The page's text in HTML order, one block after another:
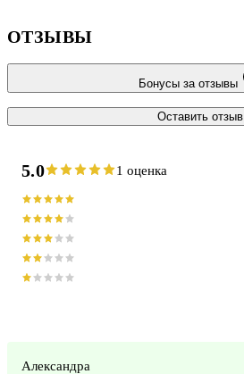
ОТЗЫВЫ
Бонусы за отзывы
Оставить отзыв
5.0 1 оценка
Александра